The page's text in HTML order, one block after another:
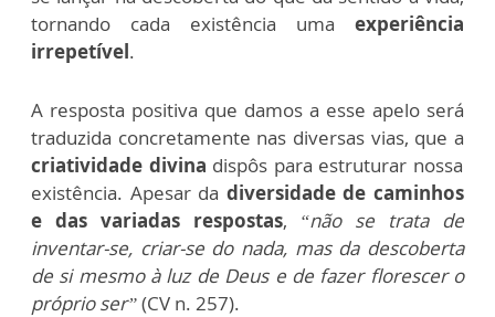
tornando cada existência uma experiência
irrepetível.
A resposta positiva que damos a esse apelo será
traduzida concretamente nas diversas vias, que a
criatividade divina dispôs para estruturar nossa
existência. Apesar da diversidade de caminhos
e das variadas respostas, “não se trata de
inventar-se, criar-se do nada, mas da descoberta
de si mesmo à luz de Deus e de fazer florescer o
próprio ser”(CV n. 257).